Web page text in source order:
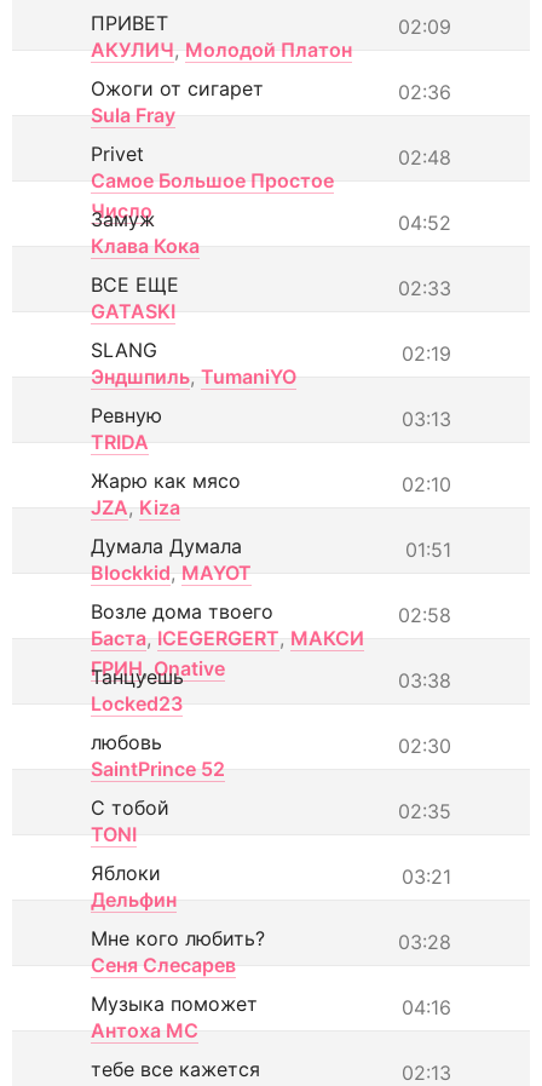
02:09
ПРИВЕТ
АКУЛИЧ, Молодой Платон
02:36
Ожоги от сигарет
Sula Fray
02:48
Privet
Самое Большое Простое
Число
04:52
Замуж
Клава Кока
02:33
ВСЕ ЕЩЕ
GATASKI
02:19
SLANG
Эндшпиль, TumaniYO
03:13
Ревную
TRIDA
02:10
Жарю как мясо
JZA, Kiza
01:51
Думала Думала
Blockkid, MAYOT
02:58
Возле дома твоего
Баста, ICEGERGERT, МАКСИ
ГРИН, Onative 03:38
Танцуешь
Locked23
02:30
любовь
SaintPrince 52
02:35
С тобой
TONI
03:21
Яблоки
Дельфин
03:28
Мне кого любить?
Сеня Слесарев
04:16
Музыка поможет
Антоха МС
02:13
тебе все кажется